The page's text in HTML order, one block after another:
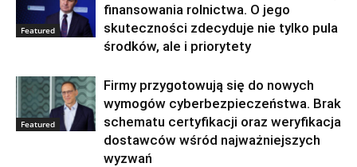
Featured
finansowania rolnictwa. O jego
skuteczności zdecyduje nie tylko pula
środków, ale i priorytety
Featured
Firmy przygotowują się do nowych
wymogów cyberbezpieczeństwa. Brak
schematu certyfikacji oraz weryfikacja
dostawców wśród najważniejszych
wyzwań